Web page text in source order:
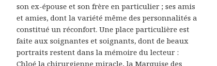
son ex-épouse et son frère en particulier ; ses amis
et amies, dont la variété même des personnalités a
constitué un réconfort. Une place particulière est
faite aux soignantes et soignants, dont de beaux
portraits restent dans la mémoire du lecteur :
Chloé la chirurgienne miracle, la Marquise des